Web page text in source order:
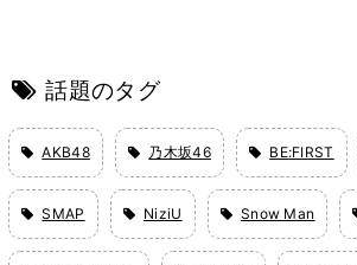
話題のタグ
AKB48 乃木坂46 BE:FIRST
SMAP NiziU Snow Man